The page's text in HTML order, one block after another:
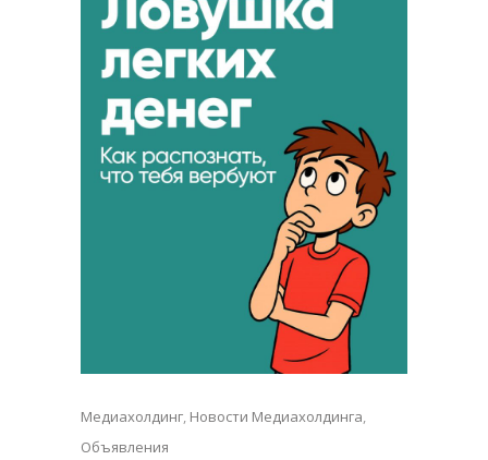
Медиахолдинг, Новости Медиахолдинга,
Объявления